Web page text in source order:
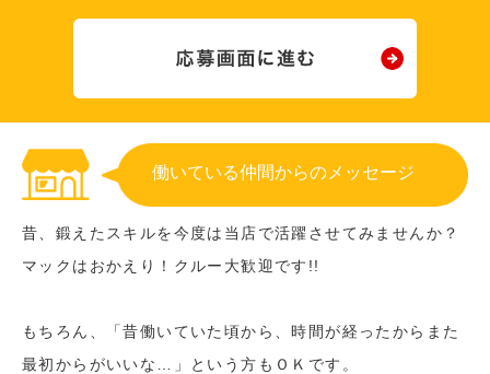
働いている仲間からのメッセージ
昔、鍛えたスキルを今度は当店で活躍させてみませんか？
マックはおかえり！クルー大歓迎です!!
もちろん、「昔働いていた頃から、時間が経ったからまた
最初からがいいな…」という方もＯＫです。